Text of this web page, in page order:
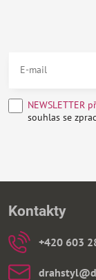
NEWSLETTER
souhlas
Kontakty
+420 603